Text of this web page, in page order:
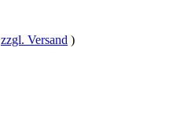
zzgl. Versand )